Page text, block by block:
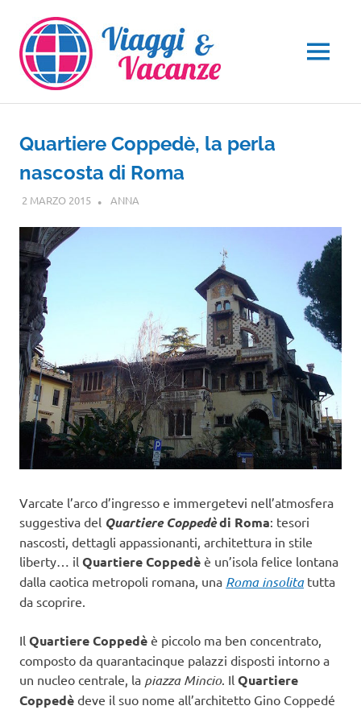
contenuto
MENU
Quartiere Coppedè, la perla
nascosta di Roma
2 MARZO 2015 ANNA
Varcate l’arco d’ingresso e immergetevi nell’atmosfera
suggestiva del Quartiere Coppedèdi Roma: tesori
nascosti, dettagli appassionanti, architettura in stile
liberty… il Quartiere Coppedè è un’isola felice lontana
dalla caotica metropoli romana, una Roma insolitatutta
da scoprire.
Il Quartiere Coppedè è piccolo ma ben concentrato,
composto da quarantacinque palazzi disposti intorno a
un nucleo centrale, la piazza Mincio. Il Quartiere
Coppedè deve il suo nome all’architetto Gino Coppedé